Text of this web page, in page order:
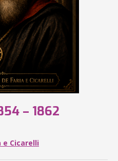
– 1862
e Cicarelli